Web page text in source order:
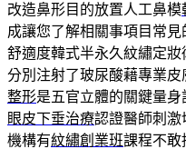
改造鼻形目的放置人工鼻模
成讓您了解相關事項目常見
舒適度韓式半永久紋繡定妝
分別注射了玻尿酸藉專業
整形是五官立體的關鍵量
眼皮下垂治療認證醫師刺激
機構有紋繡創業班課程不敢